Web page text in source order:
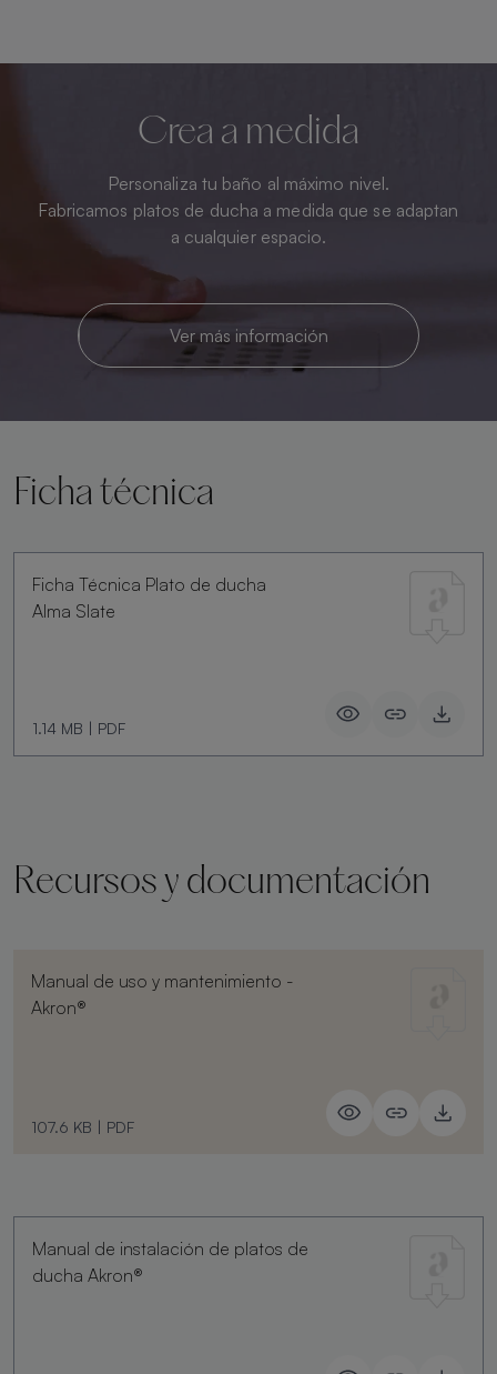
Crea a medida
Personaliza tu baño al máximo nivel.
Fabricamos platos de ducha a medida que se adaptan
a cualquier espacio.
Ver más información
Ficha técnica
Ficha Técnica Plato de ducha
Alma Slate
1.14 MB | PDF
Recursos y documentación
Manual de uso y mantenimiento -
Akron®
107.6 KB | PDF
Manual de instalación de platos de
ducha Akron®